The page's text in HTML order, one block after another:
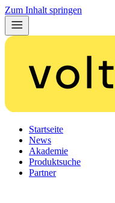
Zum Inhalt springen
Startseite
News
Akademie
Produktsuche
Partner